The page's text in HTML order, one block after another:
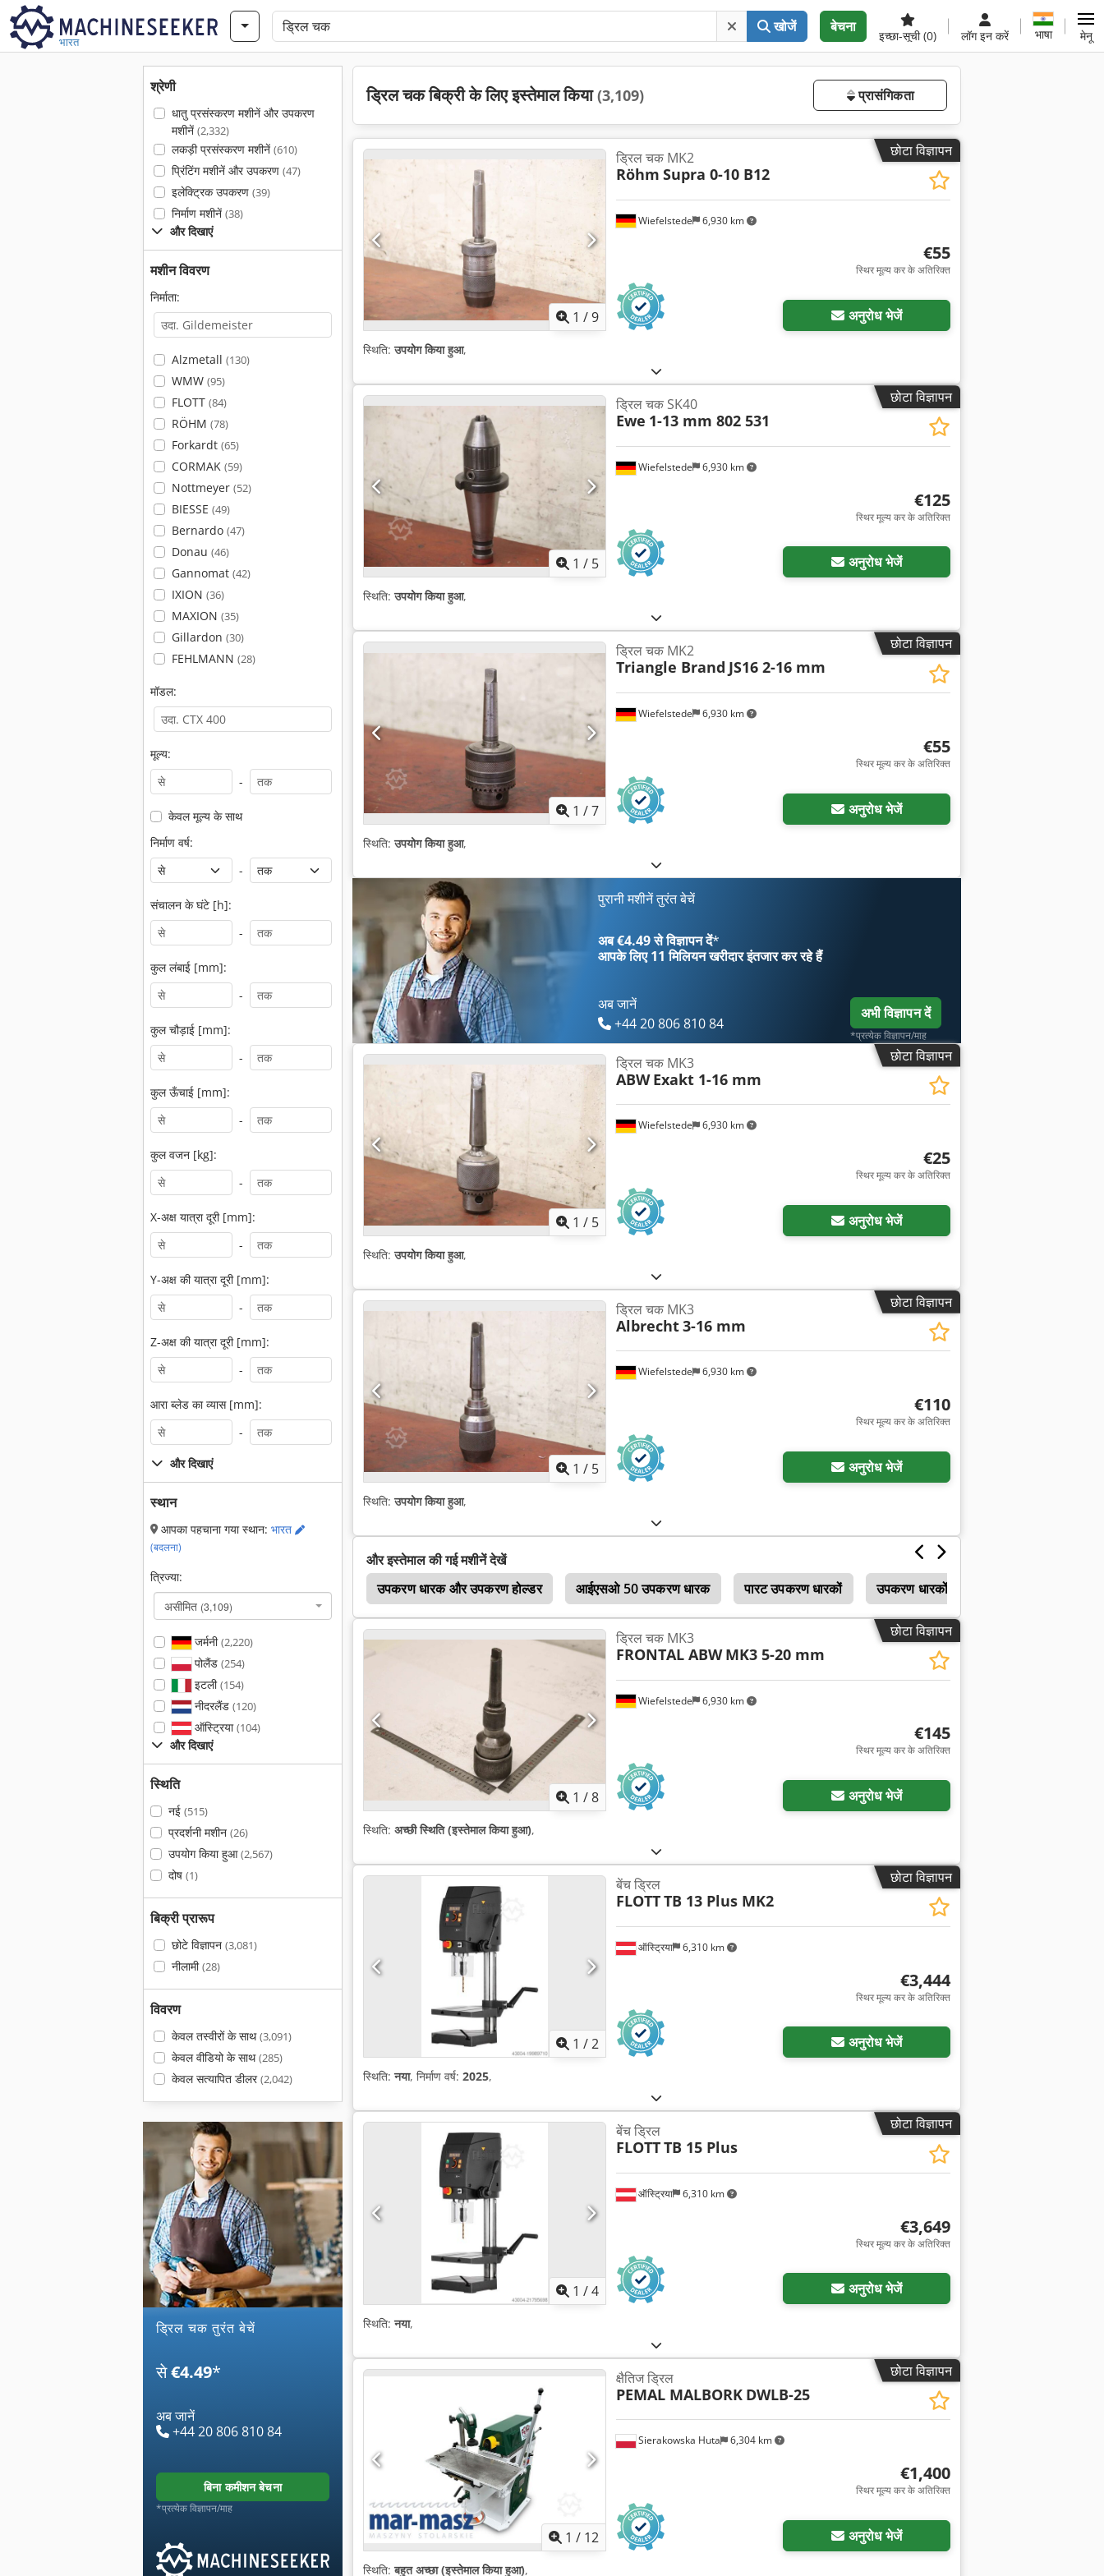
भारत
खोजें बेचना
इच्छा-सूची(0) लॉग इन करें भाषा मेनू
श्रेणी
धातु प्रसंस्करण मशीनें और उपकरण
मशीनें (2,332)
लकड़ी प्रसंस्करण मशीनें (610)
प्रिंटिंग मशीनें और उपकरण (47)
इलेक्ट्रिक उपकरण (39)
निर्माण मशीनें (38)
और दिखाएं
मशीन विवरण
निर्माता:
Alzmetall (130)
WMW (95)
FLOTT (84)
RÖHM (78)
Forkardt (65)
CORMAK (59)
Nottmeyer (52)
BIESSE (49)
Bernardo (47)
Donau (46)
Gannomat (42)
IXION (36)
MAXION (35)
Gillardon (30)
FEHLMANN (28)
मॉडल:
मूल्य:
-
केवल मूल्य के साथ
निर्माण वर्ष:
-
संचालन के घंटे [h]:
-
कुल लंबाई [mm]:
-
कुल चौड़ाई [mm]:
-
कुल ऊँचाई [mm]:
-
कुल वजन [kg]:
-
X-अक्ष यात्रा दूरी [mm]:
-
Y-अक्ष की यात्रा दूरी [mm]:
-
Z-अक्ष की यात्रा दूरी [mm]:
-
आरा ब्लेड का व्यास [mm]:
-
और दिखाएं
स्थान
आपका पहचाना गया स्थान: भारत
(बदलना)
त्रिज्या:
असीमित (3,109)
जर्मनी(2,220)
पोलैंड (254)
इटली(154)
नीदरलैंड (120)
ऑस्ट्रिया(104)
और दिखाएं
स्थिति
नई (515)
प्रदर्शनी मशीन (26)
उपयोग किया हुआ(2,567)
दोष (1)
बिक्री प्रारूप
छोटे विज्ञापन (3,081)
नीलामी(28)
विवरण
केवल तस्वीरों के साथ(3,091)
केवल वीडियो के साथ(285)
केवल सत्यापित डीलर(2,042)
ड्रिल चक तुरंत बेचें
से€4.49*
अब जानें
+44 20 806 810 84
बिना कमीशन बेचना
*प्रत्येक विज्ञापन/माह
ड्रिल चक बिक्री के लिए इस्तेमाल किया(3,109) प्रासंगिकता
छोटा विज्ञापन
1 /9
Wiefelstede 6,930 km
ड्रिल चक MK2
Röhm Supra 0-10 B12
€55
स्थिर मूल्य कर के अतिरिक्त
अनुरोध भेजें
स्थिति:उपयोग किया हुआ,
छोटा विज्ञापन
1 / 5
Wiefelstede 6,930 km
ड्रिल चक SK40
Ewe 1-13 mm 802 531
€125
स्थिर मूल्य कर के अतिरिक्त
अनुरोध भेजें
स्थिति:उपयोग किया हुआ,
छोटा विज्ञापन
1 /7
Wiefelstede 6,930 km
ड्रिल चक MK2
Triangle Brand JS16 2-16 mm
€55
स्थिर मूल्य कर के अतिरिक्त
अनुरोध भेजें
स्थिति:उपयोग किया हुआ,
पुरानी मशीनें तुरंत बेचें
अब €4.49 से विज्ञापन दें*
आपके लिए11 मिलियन खरीदारइंतजार कर रहे हैं
अब जानें
+44 20 806 810 84
अभी विज्ञापन दें
*प्रत्येक विज्ञापन/माह
छोटा विज्ञापन
1 / 5
Wiefelstede 6,930 km
ड्रिल चक MK3
ABW Exakt 1-16 mm
€25
स्थिर मूल्य कर के अतिरिक्त
अनुरोध भेजें
स्थिति:उपयोग किया हुआ,
छोटा विज्ञापन
1 / 5
Wiefelstede 6,930 km
ड्रिल चक MK3
Albrecht3-16 mm
€110
स्थिर मूल्य कर के अतिरिक्त
अनुरोध भेजें
स्थिति:उपयोग किया हुआ,
और इस्तेमाल की गई मशीनें देखें
उपकरण धारक और उपकरण होल्डर
आईएसओ 50 उपकरण धारक पारट उपकरण धारकों उपकरण धारकों
गर्त बरमा कागज ड्रिल 2 धुरी
छोटा विज्ञापन
1 /8
Wiefelstede 6,930 km
ड्रिल चक MK3
FRONTAL ABW MK3 5-20 mm
€145
स्थिर मूल्य कर के अतिरिक्त
अनुरोध भेजें
स्थिति: अच्छी स्थिति (इस्तेमाल किया हुआ),
छोटा विज्ञापन
अधिक चित्रों का अनुरोध करें
1 /2
ऑस्ट्रिया 6,310 km
बेंच ड्रिल
FLOTTTB 13 Plus MK2
€3,444
स्थिर मूल्य कर के अतिरिक्त
अनुरोध भेजें
स्थिति:नया, निर्माण वर्ष: 2025,
छोटा विज्ञापन
1 /4
ऑस्ट्रिया 6,310 km
बेंच ड्रिल
FLOTTTB 15 Plus
€3,649
स्थिर मूल्य कर के अतिरिक्त
अनुरोध भेजें
स्थिति:नया,
छोटा विज्ञापन
1 / 12
Sierakowska Huta 6,304 km
क्षैतिज ड्रिल
PEMAL MALBORK DWLB-25
€1,400
स्थिर मूल्य कर के अतिरिक्त
अनुरोध भेजें
स्थिति:बहुत अच्छा (इस्तेमाल किया हुआ),